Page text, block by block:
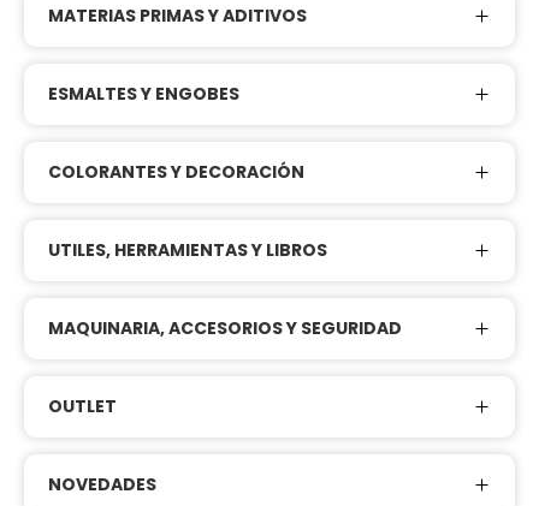
MATERIAS PRIMAS Y ADITIVOS
ESMALTES Y ENGOBES
COLORANTES Y DECORACIÓN
UTILES, HERRAMIENTAS Y LIBROS
MAQUINARIA, ACCESORIOS Y SEGURIDAD
OUTLET
NOVEDADES